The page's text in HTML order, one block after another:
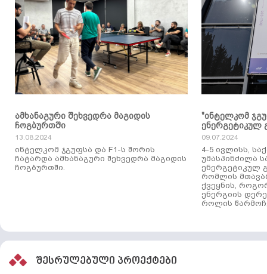
ამხანაგური შეხვედრა მაგიდის
ჩოგბურთში
13.08.2024
ინტელკომ ჯგუფსა და F1-ს შორის
ჩატარდა ამხანაგური შეხვედრა მაგიდის
ჩოგბურთში.
"ინტელკომ
ენერგეტიკულ
09.07.2024
4-5 ივლისს,
უმასპინძილა
ენერგეტიკულ
რომლის
ქვეყნის,
ენერგიის
როლის
შესრულებული პროექტები